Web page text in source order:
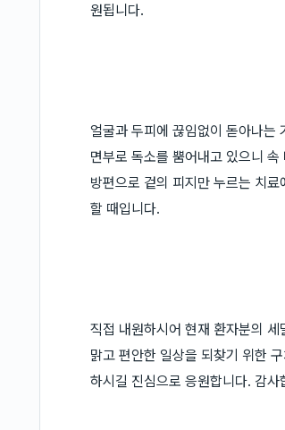
원됩니다.
얼굴과 두피에 끊임없이 돋아나는
면부로 독소를 뿜어내고 있으니
방편으로 겉의 피지만 누르는 치
할 때입니다.
직접 내원하시어 현재 환자분의
맑고 편안한 일상을 되찾기 위한
하시길 진심으로 응원합니다. 감사